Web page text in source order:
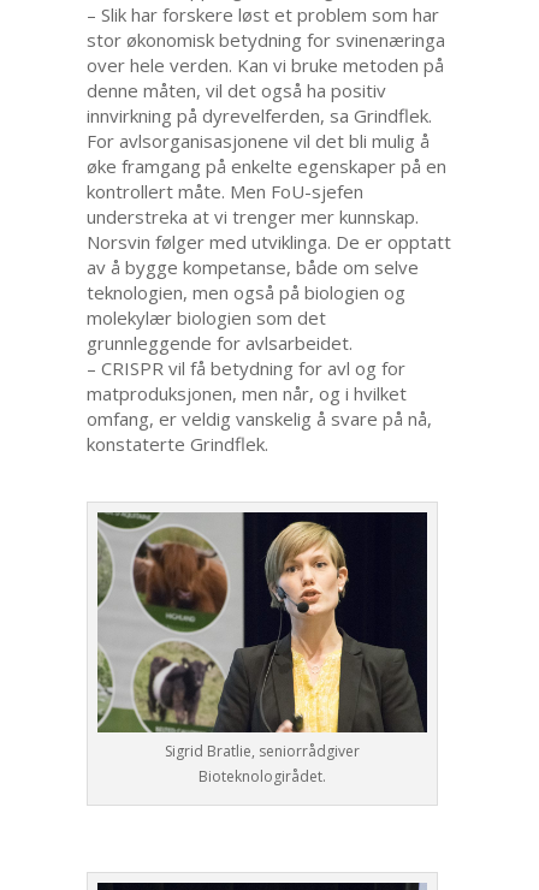
– Slik har forskere løst et problem som har
stor økonomisk betydning for svinenæringa
over hele verden. Kan vi bruke metoden på
denne måten, vil det også ha positiv
innvirkning på dyrevelferden, sa Grindflek.
For avlsorganisasjonene vil det bli mulig å
øke framgang på enkelte egenskaper på en
kontrollert måte. Men FoU-sjefen
understreka at vi trenger mer kunnskap.
Norsvin følger med utviklinga. De er opptatt
av å bygge kompetanse, både om selve
teknologien, men også på biologien og
molekylær biologien som det
grunnleggende for avlsarbeidet.
– CRISPR vil få betydning for avl og for
matproduksjonen, men når, og i hvilket
omfang, er veldig vanskelig å svare på nå,
konstaterte Grindflek.
Sigrid Bratlie, seniorrådgiver
Bioteknologirådet.